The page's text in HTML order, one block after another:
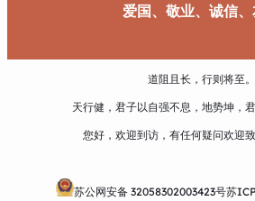
爱国、敬业、诚信
道阻且长，行则将至。
天行健，君子以自强不息，地势坤，
您好，欢迎到访，有任何疑问欢迎致
苏公网安备 32058302003423号苏